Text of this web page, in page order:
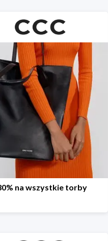
na wszystkie torby